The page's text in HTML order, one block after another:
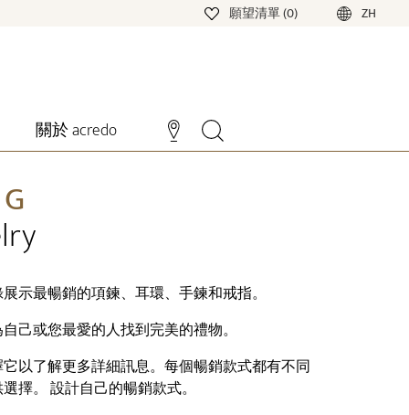
願望清單 (0) ZH
關於 acredo
示最暢銷的項鍊、耳環、手鍊和戒指。
己或您最愛的人找到完美的禮物。
以了解更多詳細訊息。每個暢銷款式都有不同
擇。 設計自己的暢銷款式。